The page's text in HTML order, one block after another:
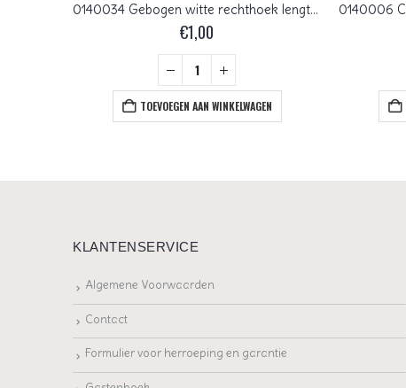
0140034 Gebogen witte rechthoek lengtegat
€1,00
TOEVOEGEN AAN WINKELWAGEN
KLANTENSERVICE
Algemene Voorwaarden
Contact
Formulier voor herroeping en garantie